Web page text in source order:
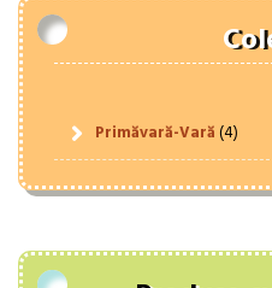
Primăvară-Vară(4)